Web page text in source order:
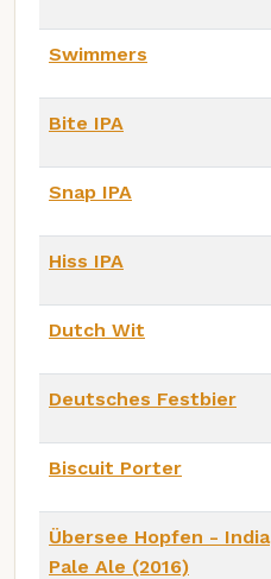
Swimmers
Bite IPA
Snap IPA
Hiss IPA
Dutch Wit
Deutsches Festbier
Biscuit Porter
Übersee Hopfen - India
Pale Ale (2016)